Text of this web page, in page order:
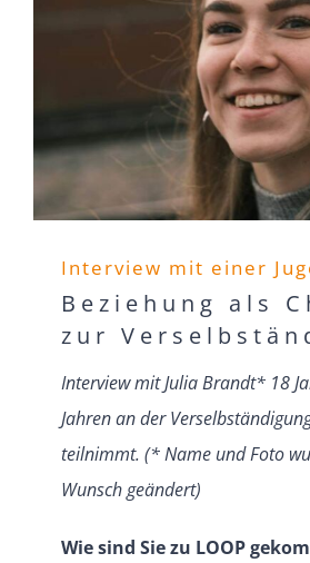
Interview mit einer
Beziehung als
zur
Interview mit Julia Brandt* 18
Jahren an der
teilnimmt. (* Name und Foto
Wunsch geändert)
Wie sind Sie zu LOOP